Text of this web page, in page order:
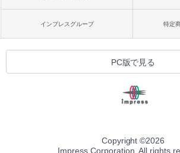
インプレスグループ 特定
PC版で見る
Copyright ©2026
Impress Corporation. All rights